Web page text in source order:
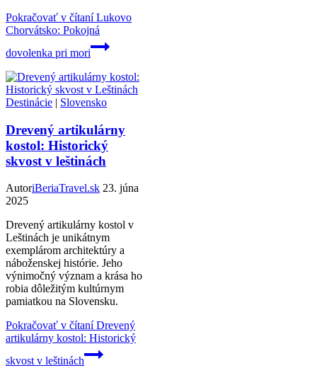
Pokračovať v čítaníLukovo
Chorvátsko: Pokojná
dovolenka pri mori
Destinácie | Slovensko
Drevený artikulárny
kostol: Historický
skvost v leštinách
AutoriBeriaTravel.sk 23. júna
2025
Drevený artikulárny kostol v
Leštinách je unikátnym
exemplárom architektúry a
náboženskej histórie. Jeho
výnimočný význam a krása ho
robia dôležitým kultúrnym
pamiatkou na Slovensku.
Pokračovať v čítaníDrevený
artikulárny kostol: Historický
skvost v leštinách